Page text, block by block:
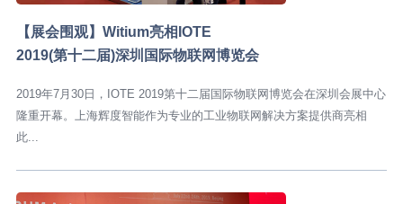
【展会围观】Witium亮相IOTE
2019(第十二届)深圳国际物联网博览会
2019年7月30日，IOTE 2019第十二届国际物联网博览会在深圳会展中心
隆重开幕。上海辉度智能作为专业的工业物联网解决方案提供商亮相
此...